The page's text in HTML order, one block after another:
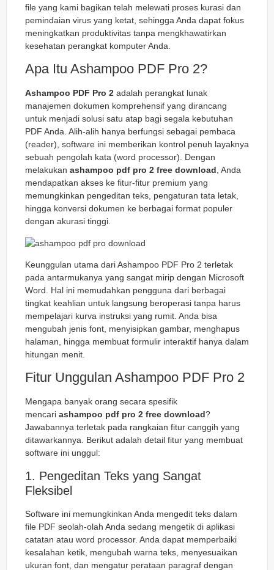
file yang kami bagikan telah melewati proses kurasi dan
pemindaian virus yang ketat, sehingga Anda dapat fokus
meningkatkan produktivitas tanpa mengkhawatirkan
kesehatan perangkat komputer Anda.
Apa Itu Ashampoo PDF Pro 2?
Ashampoo PDF Pro 2 adalah perangkat lunak
manajemen dokumen komprehensif yang dirancang
untuk menjadi solusi satu atap bagi segala kebutuhan
PDF Anda. Alih-alih hanya berfungsi sebagai pembaca
(reader), software ini memberikan kontrol penuh layaknya
sebuah pengolah kata (word processor). Dengan
melakukan ashampoo pdf pro 2 free download , Anda
mendapatkan akses ke fitur-fitur premium yang
memungkinkan pengeditan teks, pengaturan tata letak,
hingga konversi dokumen ke berbagai format populer
dengan akurasi tinggi.
Keunggulan utama dari Ashampoo PDF Pro 2 terletak
pada antarmukanya yang sangat mirip dengan Microsoft
Word. Hal ini memudahkan pengguna dari berbagai
tingkat keahlian untuk langsung beroperasi tanpa harus
mempelajari kurva instruksi yang rumit. Anda bisa
mengubah jenis font, menyisipkan gambar, menghapus
halaman, hingga membuat formulir interaktif hanya dalam
hitungan menit.
Fitur Unggulan Ashampoo PDF Pro 2
Mengapa banyak orang secara spesifik
mencari ashampoo pdf pro 2 free download?
Jawabannya terletak pada rangkaian fitur canggih yang
ditawarkannya. Berikut adalah detail fitur yang membuat
software ini unggul:
1. Pengeditan Teks yang Sangat
Fleksibel
Software ini memungkinkan Anda mengedit teks dalam
file PDF seolah-olah Anda sedang mengetik di aplikasi
catatan atau word processor. Anda dapat memperbaiki
kesalahan ketik, mengubah warna teks, menyesuaikan
ukuran font, dan mengatur perataan paragraf dengan